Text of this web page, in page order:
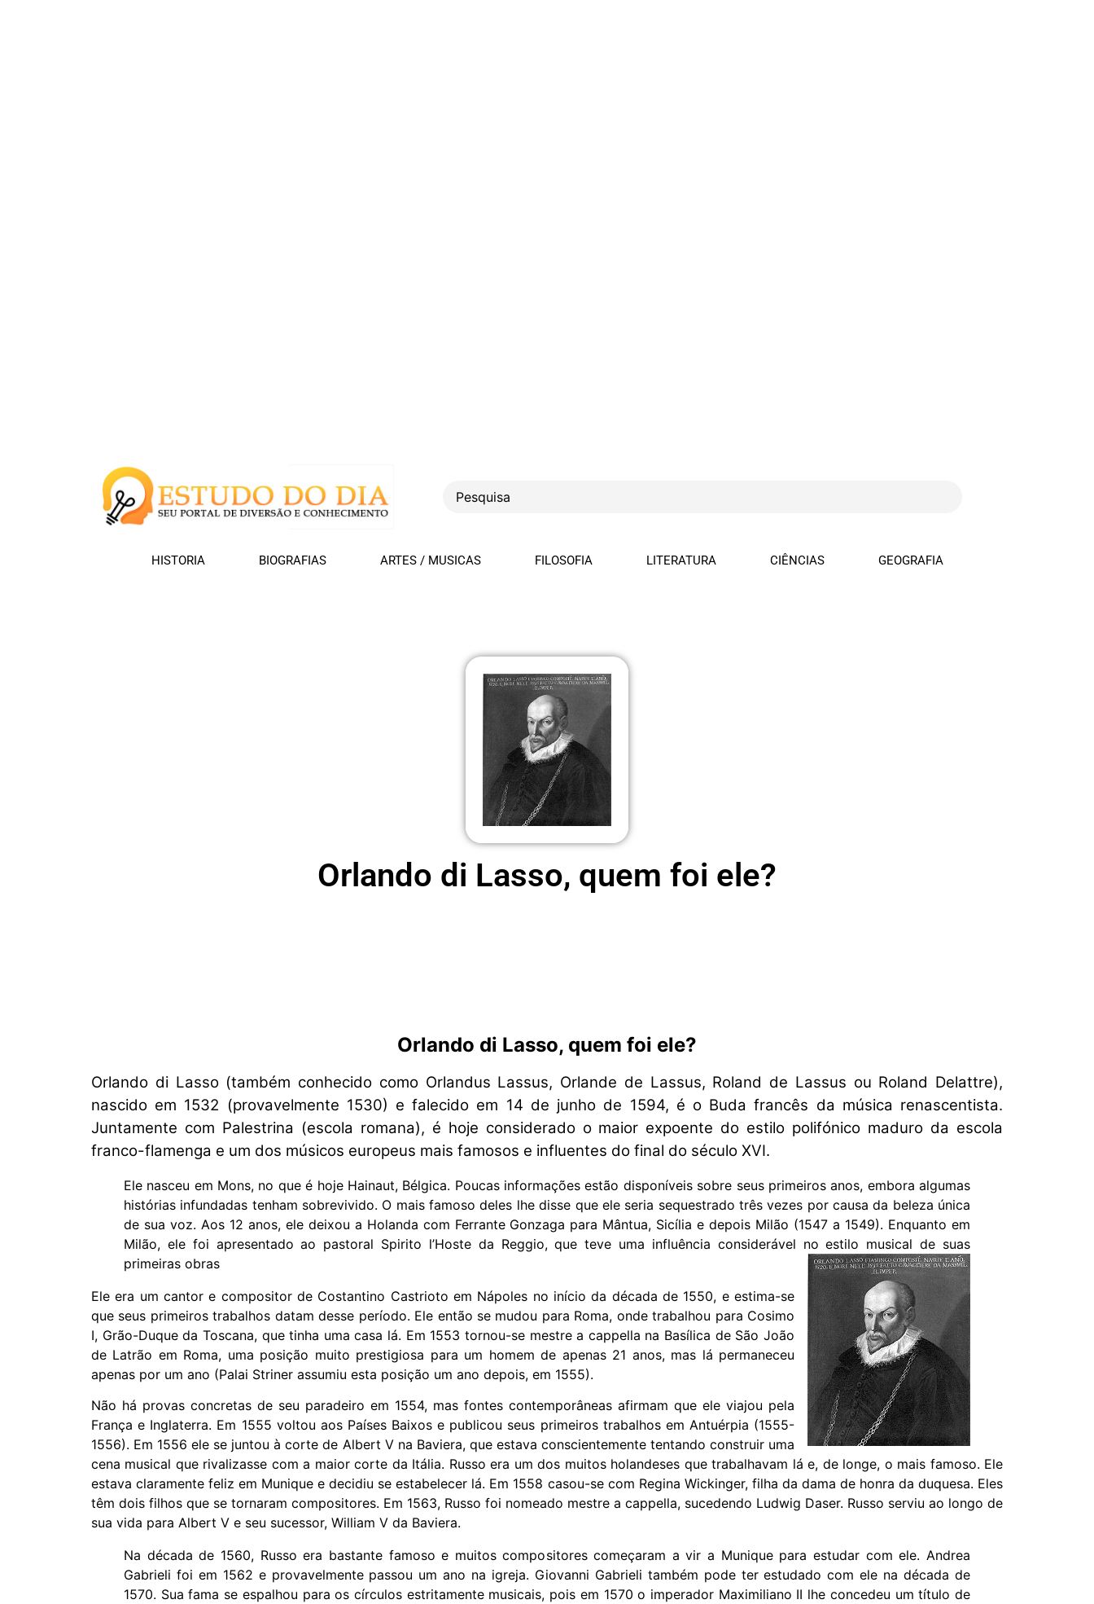
HISTORIA BIOGRAFIAS ARTES / MUSICAS FILOSOFIA LITERATURA CIÊNCIAS GEOGRAFIA
Orlando di Lasso, quem foi ele?
Orlando di Lasso, quem foi ele?
Orlando di Lasso (também conhecido como Orlandus Lassus, Orlande de Lassus, Roland de Lassus ou Roland Delattre),
nascido em 1532 (provavelmente 1530) e falecido em 14 de junho de 1594, é o Buda francês da música renascentista.
Juntamente com Palestrina (escola romana), é hoje considerado o maior expoente do estilo polifónico maduro da escola
franco-flamenga e um dos músicos europeus mais famosos e influentes do final do século XVI.
Ele nasceu em Mons, no que é hoje Hainaut, Bélgica. Poucas informações estão disponíveis sobre seus primeiros anos, embora algumas
histórias infundadas tenham sobrevivido. O mais famoso deles lhe disse que ele seria sequestrado três vezes por causa da beleza única
de sua voz. Aos 12 anos, ele deixou a Holanda com Ferrante Gonzaga para Mântua, Sicília e depois Milão (1547 a 1549). Enquanto em
Milão, ele foi apresentado ao pastoral Spirito l’Hoste da Reggio, que teve uma influência considerável no estilo musical de suas
primeiras obras
Ele era um cantor e compositor de Costantino Castrioto em Nápoles no início da década de 1550, e estima-se
que seus primeiros trabalhos datam desse período. Ele então se mudou para Roma, onde trabalhou para Cosimo
I, Grão-Duque da Toscana, que tinha uma casa lá. Em 1553 tornou-se mestre a cappella na Basílica de São João
de Latrão em Roma, uma posição muito prestigiosa para um homem de apenas 21 anos, mas lá permaneceu
apenas por um ano (Palai Striner assumiu esta posição um ano depois, em 1555).
Não há provas concretas de seu paradeiro em 1554, mas fontes contemporâneas afirmam que ele viajou pela
França e Inglaterra. Em 1555 voltou aos Países Baixos e publicou seus primeiros trabalhos em Antuérpia (1555-
1556). Em 1556 ele se juntou à corte de Albert V na Baviera, que estava conscientemente tentando construir uma
cena musical que rivalizasse com a maior corte da Itália. Russo era um dos muitos holandeses que trabalhavam lá e, de longe, o mais famoso. Ele
estava claramente feliz em Munique e decidiu se estabelecer lá. Em 1558 casou-se com Regina Wickinger, filha da dama de honra da duquesa. Eles
têm dois filhos que se tornaram compositores. Em 1563, Russo foi nomeado mestre a cappella, sucedendo Ludwig Daser. Russo serviu ao longo de
sua vida para Albert V e seu sucessor, William V da Baviera.
Na década de 1560, Russo era bastante famoso e muitos compositores começaram a vir a Munique para estudar com ele. Andrea
Gabrieli foi em 1562 e provavelmente passou um ano na igreja. Giovanni Gabrieli também pode ter estudado com ele na década de
1570. Sua fama se espalhou para os círculos estritamente musicais, pois em 1570 o imperador Maximiliano II lhe concedeu um título de